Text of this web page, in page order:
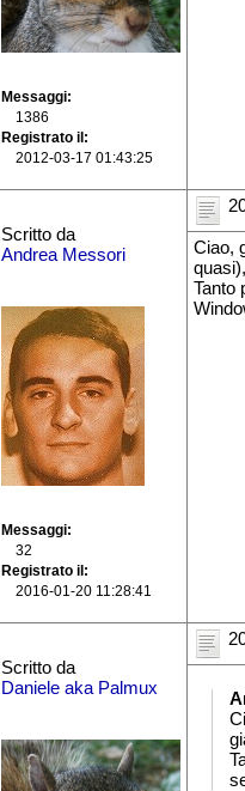
Messaggi
1386
Registrato il
2012-03-17 01:43:25
Scritto da
Andrea Messori
Messaggi
32
Registrato il
2016-01-20 11:28:41
Ciao,
Tanto
Scritto da
Daniele aka Palmux